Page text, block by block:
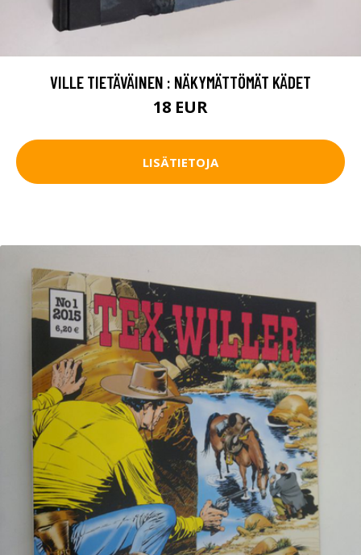
VILLE TIETÄVÄINEN : NÄKYMÄTTÖMÄT KÄDET
18 EUR
LISÄTIETOJA